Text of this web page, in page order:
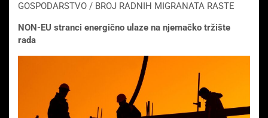
GOSPODARSTVO / BROJ RADNIH MIGRANATA RASTE
NON-EU stranci energično ulaze na njemačko tržište
rada